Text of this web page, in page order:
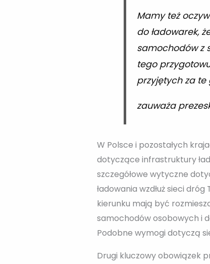
Mamy też
do ładowarek,
samochodów z
tego
przyjętych za te
zauważa
W Polsce i pozostałych
dotyczące infrastruktury
szczegółowe wytyczne
ładowania wzdłuż sieci
kierunku mają być
samochodów osobowych i
Podobne wymogi dotyczą
Drugi kluczowy obowiązek